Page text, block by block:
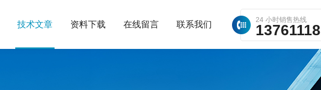
24 小时销售热线
技术文章 资料下载 在线留言 联系我们